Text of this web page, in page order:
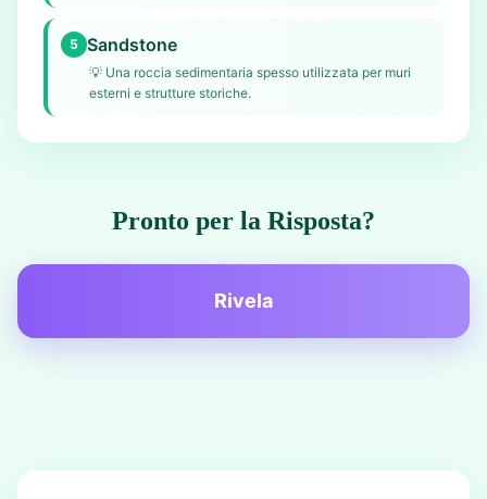
5 Sandstone
💡 Una roccia sedimentaria spesso utilizzata per muri
esterni e strutture storiche.
Pronto per la Risposta?
Rivela